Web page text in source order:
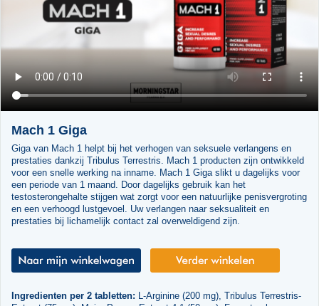
Mach 1 Giga
Giga van Mach 1 helpt bij het verhogen van seksuele verlangens en
prestaties dankzij Tribulus Terrestris. Mach 1 producten zijn ontwikkeld
voor een snelle werking na inname. Mach 1 Giga slikt u dagelijks voor
een periode van 1 maand. Door dagelijks gebruik kan het
testosterongehalte stijgen wat zorgt voor een natuurlijke penisvergroting
en een verhoogd lustgevoel. Uw verlangen naar seksualiteit en
prestaties bij lichamelijk contact zal overweldigend zijn.
Ingredienten per 2 tabletten: L-Arginine (200 mg), Tribulus Terrestris-